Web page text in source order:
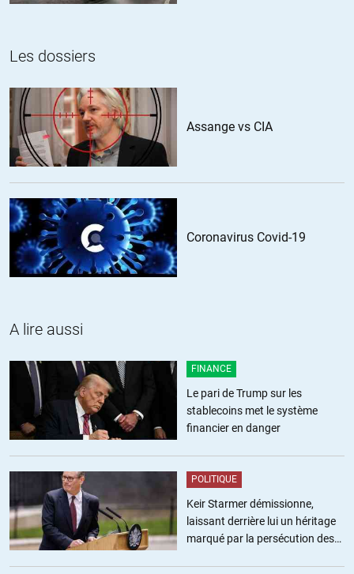
Les dossiers
Assange vs CIA
Coronavirus Covid-19
A lire aussi
FINANCE
Le pari de Trump sur les
stablecoins met le système
financier en danger
POLITIQUE
Keir Starmer démissionne,
laissant derrière lui un héritage
marqué par la persécution des